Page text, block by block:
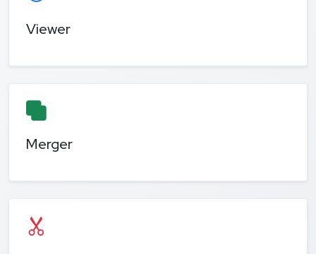
Viewer
Merger